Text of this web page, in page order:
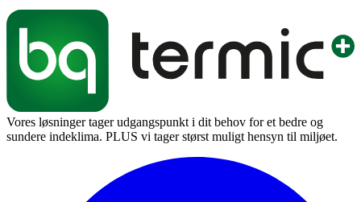
Vores løsninger tager udgangspunkt i dit behov for et bedre og
sundere indeklima. PLUS vi tager størst muligt hensyn til miljøet.